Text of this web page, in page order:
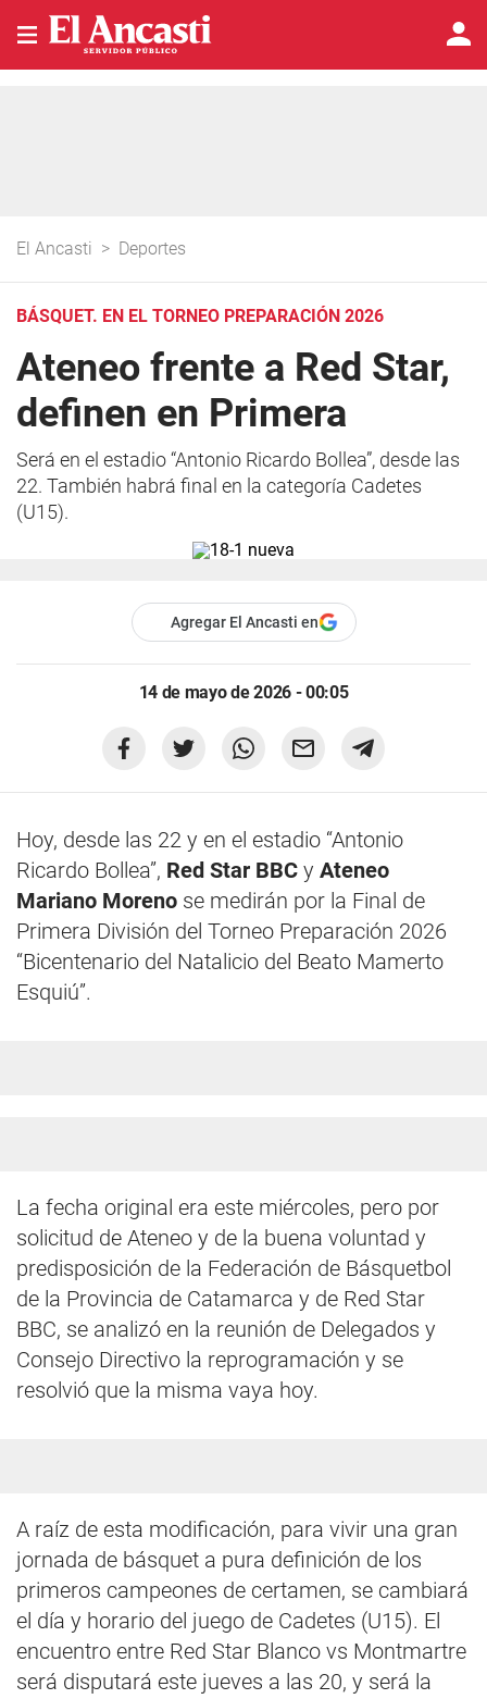
El Ancasti > Deportes
BÁSQUET. EN EL TORNEO PREPARACIÓN 2026
Ateneo frente a Red Star,
definen en Primera
Será en el estadio “Antonio Ricardo Bollea”, desde las
22. También habrá final en la categoría Cadetes
(U15).
Agregar El Ancasti en
14 de mayo de 2026 - 00:05
Hoy, desde las 22 y en el estadio “Antonio
Ricardo Bollea”, Red Star BBC y Ateneo
Mariano Moreno se medirán por la Final de
Primera División del Torneo Preparación 2026
“Bicentenario del Natalicio del Beato Mamerto
Esquiú”.
La fecha original era este miércoles, pero por
solicitud de Ateneo y de la buena voluntad y
predisposición de la Federación de Básquetbol
de la Provincia de Catamarca y de Red Star
BBC, se analizó en la reunión de Delegados y
Consejo Directivo la reprogramación y se
resolvió que la misma vaya hoy.
A raíz de esta modificación, para vivir una gran
jornada de básquet a pura definición de los
primeros campeones de certamen, se cambiará
el día y horario del juego de Cadetes (U15). El
encuentro entre Red Star Blanco vs Montmartre
será disputará este jueves a las 20, y será la